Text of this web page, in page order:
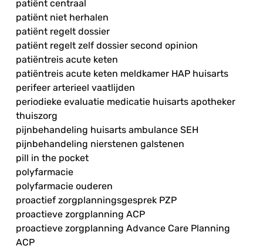
patiënt centraal
patiënt niet herhalen
patiënt regelt dossier
patiënt regelt zelf dossier second opinion
patiëntreis acute keten
patiëntreis acute keten meldkamer HAP huisarts
perifeer arterieel vaatlijden
periodieke evaluatie medicatie huisarts apotheker
thuiszorg
pijnbehandeling huisarts ambulance SEH
pijnbehandeling nierstenen galstenen
pill in the pocket
polyfarmacie
polyfarmacie ouderen
proactief zorgplanningsgesprek PZP
proactieve zorgplanning ACP
proactieve zorgplanning Advance Care Planning
ACP